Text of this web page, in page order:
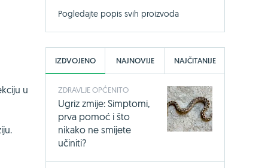
u
Pogledajte popis svih proizvoda
IZDVOJENO NAJNOVIJE NAJČITANIJE
ZDRAVLJE OPĆENITO
Ugriz zmije: Simptomi,
prva pomoć i što
nikako ne smijete
učiniti?